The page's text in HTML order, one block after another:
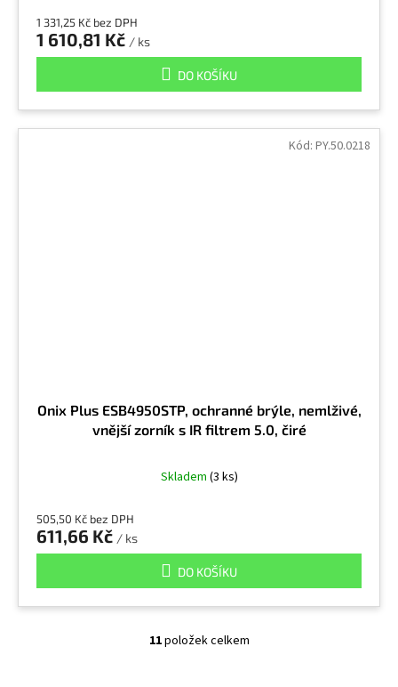
1 331,25 Kč bez DPH
1 610,81 Kč / ks
DO KOŠÍKU
Onix Plus ESB4950STP, ochranné brýle, nemlživé,
vnější zorník s IR filtrem 5.0, čiré
Skladem (3 ks)
505,50 Kč bez DPH
611,66 Kč / ks
DO KOŠÍKU
Kód: PY.50.0218
O
11položek celkem